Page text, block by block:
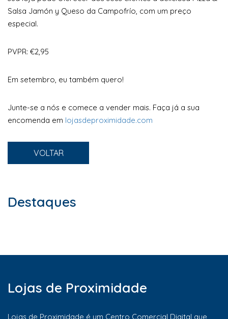
Salsa Jamón y Queso da Campofrío, com um preço
especial.
PVPR: €2,95
Em setembro, eu também quero!
Junte-se a nós e comece a vender mais. Faça já a sua
encomenda em lojasdeproximidade.com
VOLTAR
Destaques
Lojas de Proximidade
Lojas de Proximidade é um Centro Comercial Digital que